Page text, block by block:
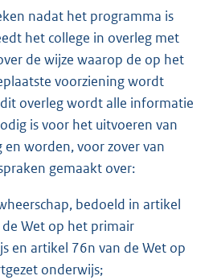
nadat het programma is
het college in overleg met
de wijze waarop de op het
voorziening wordt
overleg wordt alle informatie
is voor het uitvoeren van
en worden, voor zover van
gemaakt over:
bedoeld in artikel
Wet op het primair
en artikel 76n van de Wet op
onderwijs;